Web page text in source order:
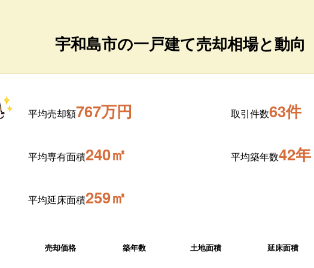
宇和島市の一戸建て売却相場と動向
平均売却額767万円 取引件数63件
平均専有面積240㎡ 平均築年数42年
平均延床面積259㎡
売却価格 築年数 土地面積 延床面積